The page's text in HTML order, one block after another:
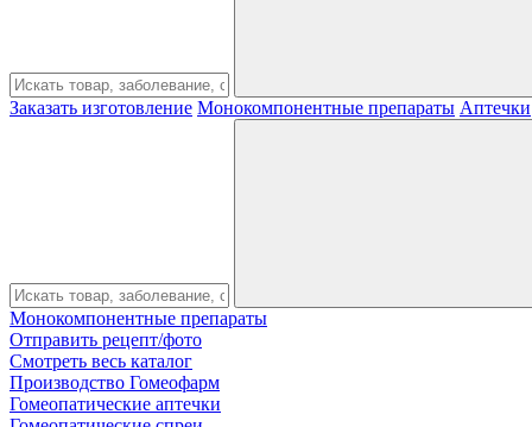
Заказать изготовление Монокомпонентные препараты Аптечки
Монокомпонентные препараты
Отправить рецепт/фото
Смотреть весь каталог
Производство Гомеофарм
Гомеопатические аптечки